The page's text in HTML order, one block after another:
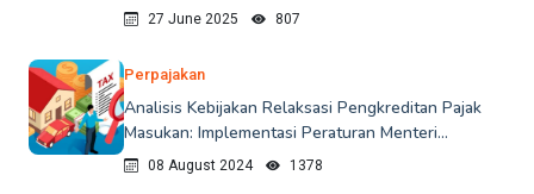
27 June 2025 807
Perpajakan
Analisis Kebijakan Relaksasi Pengkreditan Pajak
Masukan: Implementasi Peraturan Menteri...
08 August 2024 1378